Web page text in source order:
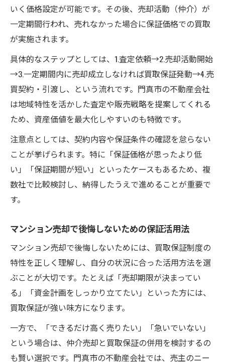
いく価格設定が可能です。その後、売却活動（仲介）が
一定期間行われ、売れなかった場合に保証価格での買取
が実施されます。
具体的なステップとしては、1.査定依頼→2.売却活動開始
→3.一定期間内に売却成立しなければ買取保証発動→4.売
買契約・引渡し、という流れです。門真市の不動産会社
は地域特性を活かした査定や販売戦略を提案してくれる
ため、資産価値を最大化しやすいのも特徴です。
注意点としては、契約内容や保証条件の確認を怠らない
ことが挙げられます。特に「保証価格が思ったより低
い」「保証期間が短い」といったケースもあるため、複
数社で比較検討し、納得したうえで進めることが重要で
す。
マンション売却で後悔しないための保証活用法
マンション売却で後悔しないためには、買取保証制度の
特性を正しく理解し、自分の状況に合った活用方法を選
ぶことが大切です。たとえば「売却期限が決まってい
る」「資金計画をしっかり立てたい」といった方には、
買取保証が強い味方になります。
一方で、「できるだけ高く売りたい」「急いでいない」
という場合は、仲介売却と買取保証の併用を検討するの
も賢い選択です。門真市の不動産会社では、売主のニー